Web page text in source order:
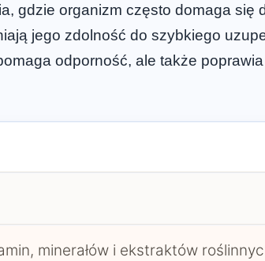
gdzie organizm często domaga się
jego zdolność do szybkiego
odporność, ale także
minerałów i ekstraktów